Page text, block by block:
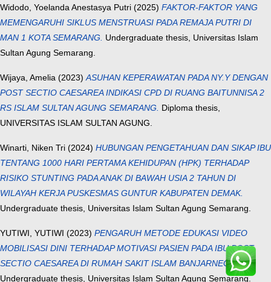
Widodo, Yoelanda Anestasya Putri (2025) FAKTOR-FAKTOR YANG
MEMENGARUHI SIKLUS MENSTRUASI PADA REMAJA PUTRI DI
MAN 1 KOTA SEMARANG. Undergraduate thesis, Universitas Islam
Sultan Agung Semarang.
Wijaya, Amelia (2023)ASUHAN KEPERAWATAN PADA NY.Y DENGAN
POST SECTIO CAESAREA INDIKASI CPD DI RUANG BAITUNNISA 2
RS ISLAM SULTAN AGUNG SEMARANG. Diploma thesis,
UNIVERSITAS ISLAM SULTAN AGUNG.
Winarti, Niken Tri (2024) HUBUNGAN PENGETAHUAN DAN SIKAP IBU
TENTANG 1000 HARI PERTAMA KEHIDUPAN (HPK) TERHADAP
RISIKO STUNTING PADA ANAK DI BAWAH USIA 2 TAHUN DI
WILAYAH KERJA PUSKESMAS GUNTUR KABUPATEN DEMAK.
Undergraduate thesis, Universitas Islam Sultan Agung Semarang.
YUTIWI, YUTIWI (2023) PENGARUH METODE EDUKASI VIDEO
MOBILISASI DINI TERHADAP MOTIVASI PASIEN PADA IBU POST
SECTIO CAESAREA DI RUMAH SAKIT ISLAM BANJARNEGARA.
Undergraduate thesis, Universitas Islam Sultan Agung Semarang.